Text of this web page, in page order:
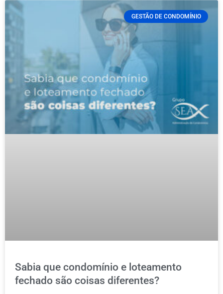
GESTÃO DE CONDOMÍNIO
Sabia que condomínio e loteamento
fechado são coisas diferentes?